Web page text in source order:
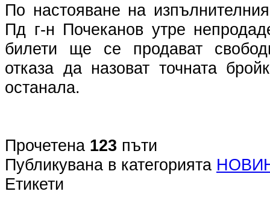
По настояване на
Пд г-н Почеканов утре
билети ще се продават
отказа да назоват точната
останала.
Прочетена 123 пъти
Публикувана в категорията
Етикети